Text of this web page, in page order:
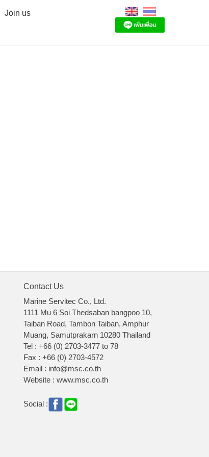
Join us
Contact Us
Marine Servitec Co., Ltd.
1111 Mu 6 Soi Thedsaban bangpoo 10,
Taiban Road, Tambon Taiban, Amphur
Muang, Samutprakarn 10280 Thailand
Tel : +66 (0) 2703-3477 to 78
Fax : +66 (0) 2703-4572
Email : info@msc.co.th
Website : www.msc.co.th
Social :